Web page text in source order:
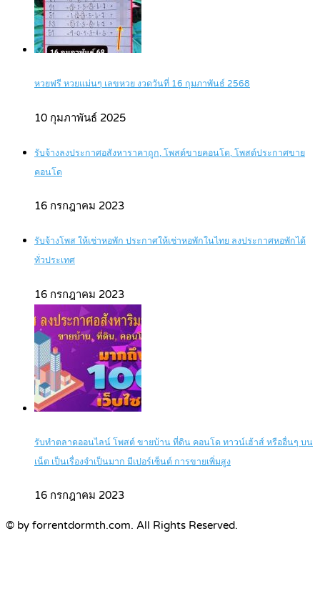
หวยฟรี หวยแม่นๆ เลขหวย งวดวันที่ 16 กุมภาพันธ์ 2568
10 กุมภาพันธ์ 2025
รับจ้างลงประกาศอสังหาราคาถูก, โพสต์ขายคอนโด, โพสต์ประกาศขาย
คอนโด
16 กรกฎาคม 2023
รับจ้างโพส ให้เช่าหอพัก ประกาศให้เช่าหอพักในไทย ลงประกาศหอพักได้
ทั่วประเทศ
16 กรกฎาคม 2023
รับทำตลาดออนไลน์ โพสต์ ขายบ้าน ที่ดิน คอนโด ทาวน์เฮ้าส์ หรืออื่นๆ บน
เน็ต เป็นเรื่องจำเป็นมาก มีเปอร์เซ็นต์ การขายเพิ่มสูง
16 กรกฎาคม 2023
© by forrentdormth.com. All Rights Reserved.